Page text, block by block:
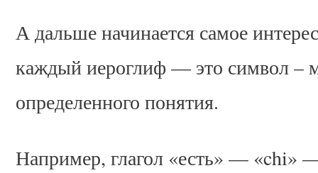
А дальше начинается самое
каждый иероглиф — это символ –
определенного понятия.
Например, глагол «есть» — «chi»